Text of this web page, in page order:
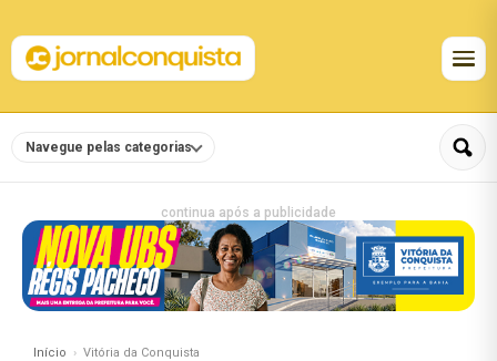
Navegue pelas categorias
continua após a publicidade
Início Vitória da Conquista